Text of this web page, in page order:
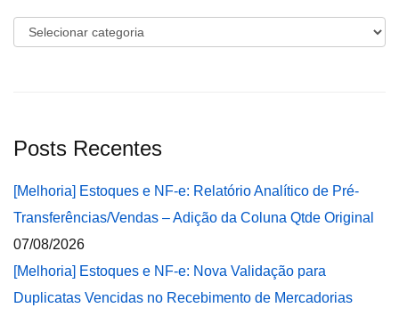
Categorias
Posts Recentes
[Melhoria] Estoques e NF-e: Relatório Analítico de Pré-
Transferências/Vendas – Adição da Coluna Qtde Original
07/08/2026
[Melhoria] Estoques e NF-e: Nova Validação para
Duplicatas Vencidas no Recebimento de Mercadorias